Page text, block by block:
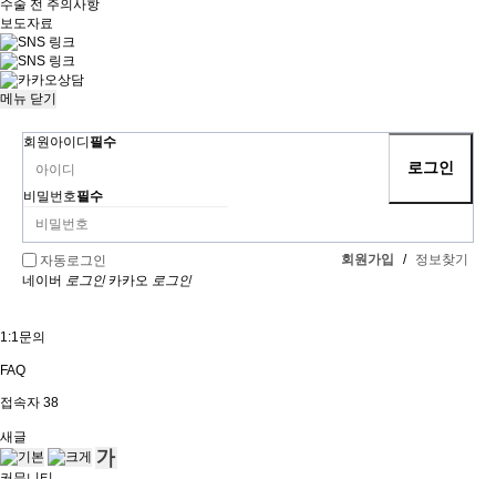
수술 전 주의사항
보도자료
메뉴 닫기
회원아이디 필수
비밀번호필수
자동로그인 회원가입 / 정보찾기
네이버 로그인 카카오 로그인
1:1문의
FAQ
접속자 38
새글